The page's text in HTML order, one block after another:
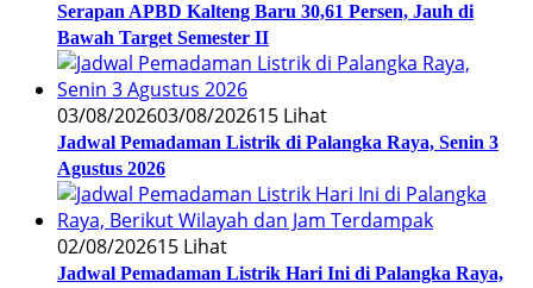
Serapan APBD Kalteng Baru 30,61 Persen, Jauh di
Bawah Target Semester II
03/08/202603/08/202615 Lihat
Jadwal Pemadaman Listrik di Palangka Raya, Senin 3
Agustus 2026
02/08/202615 Lihat
Jadwal Pemadaman Listrik Hari Ini di Palangka Raya,